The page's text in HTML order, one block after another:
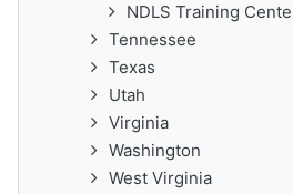
NDLS Training
Tennessee
Texas
Utah
Virginia
Washington
West Virginia